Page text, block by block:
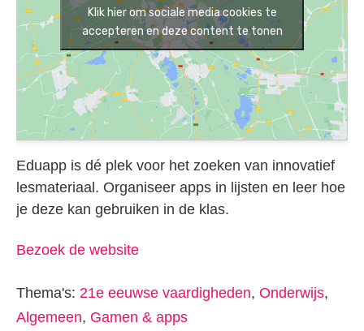
Klik hier om sociale media cookies te
accepteren en deze content te tonen
Eduapp is dé plek voor het zoeken van innovatief
lesmateriaal. Organiseer apps in lijsten en leer hoe
je deze kan gebruiken in de klas.
Bezoek de website
Thema's: 21e eeuwse vaardigheden, Onderwijs,
Algemeen, Gamen & apps